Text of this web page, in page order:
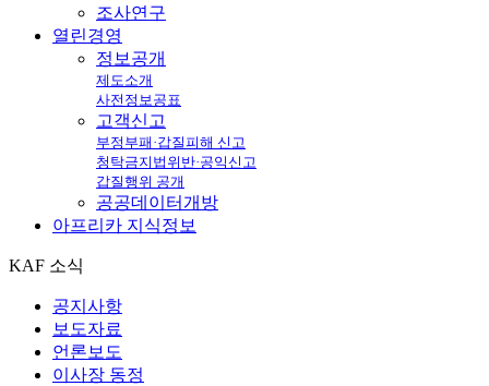
조사연구
열린경영
정보공개
제도소개
사전정보공표
고객신고
부정부패·갑질피해 신고
청탁금지법위반·공익신고
갑질행위 공개
공공데이터개방
아프리카 지식정보
KAF 소식
공지사항
보도자료
언론보도
이사장 동정